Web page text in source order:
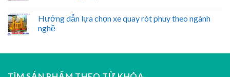
Hướng dẫn lựa chọn xe quay rót phuy theo ngành
nghề